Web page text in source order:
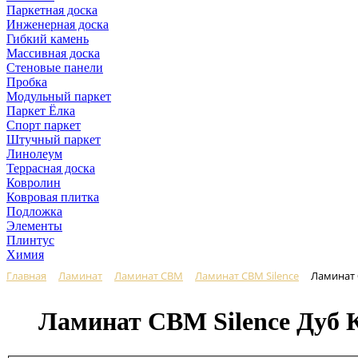
Паркетная доска
Инженерная доска
Гибкий камень
Массивная доска
Стеновые панели
Пробка
Модульный паркет
Паркет Ёлка
Спорт паркет
Штучный паркет
Линолеум
Террасная доска
Ковролин
Ковровая плитка
Подложка
Элементы
Плинтус
Химия
Главная Ламинат Ламинат CBM Ламинат CBM Silence Ламинат
Ламинат CBM Silence Дуб